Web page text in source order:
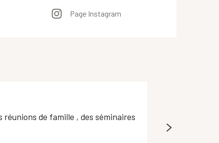
Page Instagram
de famille , des séminaires
émotionnelle et